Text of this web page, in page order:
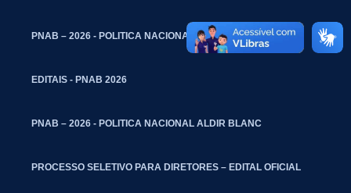
PNAB – 2026 - POLITICA NACIONAL ALDIR BLANC
EDITAIS - PNAB 2026
PNAB – 2026 - POLITICA NACIONAL ALDIR BLANC
PROCESSO SELETIVO PARA DIRETORES – EDITAL OFICIAL